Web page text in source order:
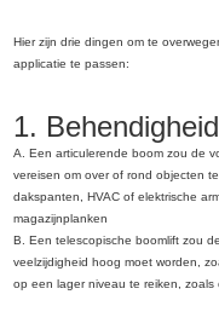
Hier zijn drie dingen om te
applicatie te passen:
1.
A. Een articulerende boom zou de
vereisen om over of rond objecten
dakspanten, HVAC of elektrische
magazijnplanken
B. Een telescopische boomlift zou
veelzijdigheid hoog moet worden,
op een lager niveau te reiken, zoals